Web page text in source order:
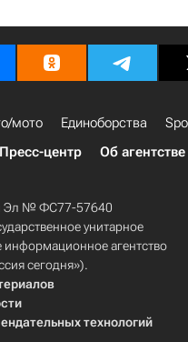
мото Единоборства
Пресс-центр Об агентстве
Эл № ФС77-57640
унитарное
агентство
сегодня»).
технологий